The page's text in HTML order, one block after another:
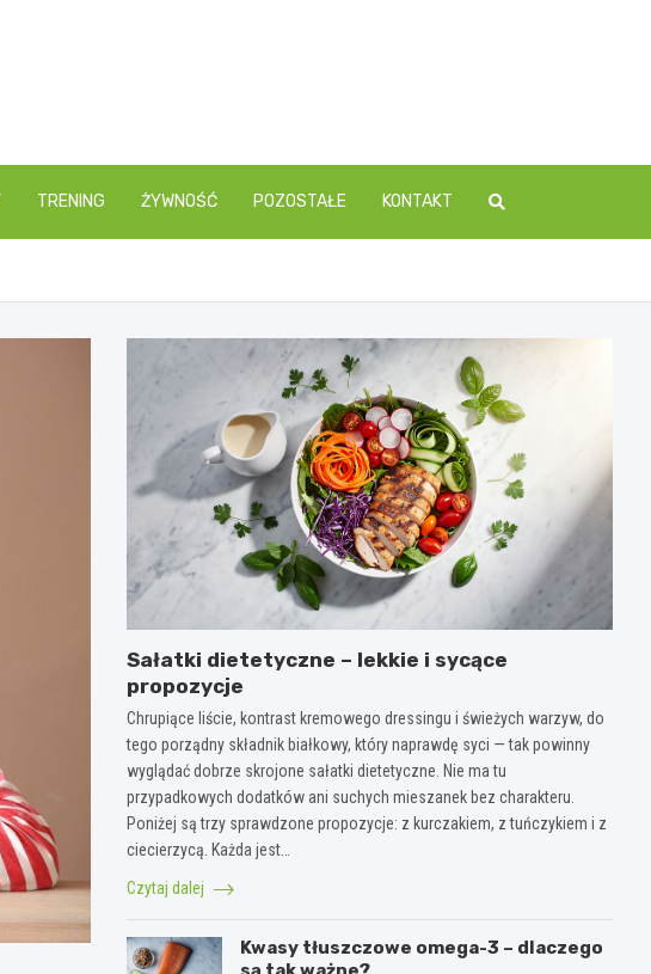
TRENING ŻYWNOŚĆ POZOSTAŁE KONTAKT
Sałatki dietetyczne – lekkie i sycące
propozycje
Chrupiące liście, kontrast kremowego dressingu i świeżych warzyw, do
tego porządny składnik białkowy, który naprawdę syci — tak powinny
wyglądać dobrze skrojone sałatki dietetyczne. Nie ma tu
przypadkowych dodatków ani suchych mieszanek bez charakteru.
Poniżej są trzy sprawdzone propozycje: z kurczakiem, z tuńczykiem i z
ciecierzycą. Każda jest…
Czytaj dalej
Kwasy tłuszczowe omega-3 – dlaczego